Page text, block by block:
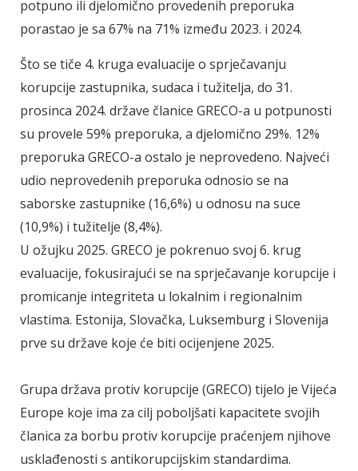
potpuno ili djelomično provedenih preporuka
porastao je sa 67% na 71% između 2023. i 2024.
Što se tiče 4. kruga evaluacije o sprječavanju
korupcije zastupnika, sudaca i tužitelja, do 31.
prosinca 2024. države članice GRECO-a u potpunosti
su provele 59% preporuka, a djelomično 29%. 12%
preporuka GRECO-a ostalo je neprovedeno. Najveći
udio neprovedenih preporuka odnosio se na
saborske zastupnike (16,6%) u odnosu na suce
(10,9%) i tužitelje (8,4%).
U ožujku 2025. GRECO je pokrenuo svoj 6. krug
evaluacije, fokusirajući se na sprječavanje korupcije i
promicanje integriteta u lokalnim i regionalnim
vlastima. Estonija, Slovačka, Luksemburg i Slovenija
prve su države koje će biti ocijenjene 2025.
Grupa država protiv korupcije (GRECO) tijelo je Vijeća
Europe koje ima za cilj poboljšati kapacitete svojih
članica za borbu protiv korupcije praćenjem njihove
usklađenosti s antikorupcijskim standardima.